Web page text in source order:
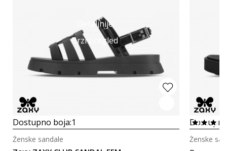
Detaljnije
Brzi pregled
Dostupno boja:1
Ženske sandale Ženske